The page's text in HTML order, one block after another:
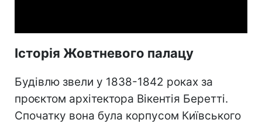
Історія Жовтневого палацу
Будівлю звели у 1838-1842 роках за
проєктом архітектора Вікентія Беретті.
Спочатку вона була корпусом Київського